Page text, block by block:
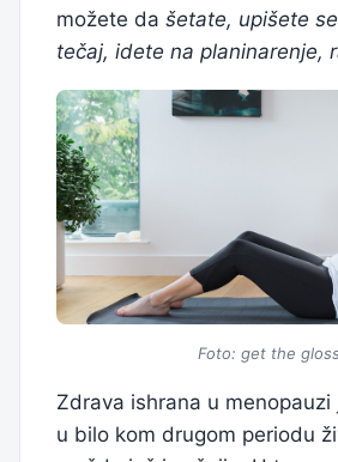
možete da šetate, upišete
tečaj, idete na planinarenje,
Foto: get the gloss
Zdrava ishrana u menopauzi
u bilo kom drugom periodu